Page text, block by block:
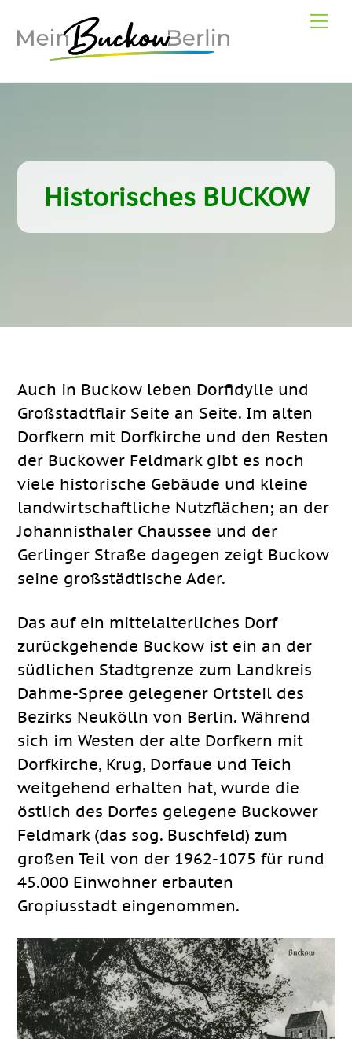
content
Historisches BUCKOW
Auch in Buckow leben Dorfidylle und
Großstadtflair Seite an Seite. Im alten
Dorfkern mit Dorfkirche und den Resten
der Buckower Feldmark gibt es noch
viele historische Gebäude und kleine
landwirtschaftliche Nutzflächen; an der
Johannisthaler Chaussee und der
Gerlinger Straße dagegen zeigt Buckow
seine großstädtische Ader.
Das auf ein mittelalterliches Dorf
zurückgehende Buckow ist ein an der
südlichen Stadtgrenze zum Landkreis
Dahme-Spree gelegener Ortsteil des
Bezirks Neukölln von Berlin. Während
sich im Westen der alte Dorfkern mit
Dorfkirche, Krug, Dorfaue und Teich
weitgehend erhalten hat, wurde die
östlich des Dorfes gelegene Buckower
Feldmark (das sog. Buschfeld) zum
großen Teil von der 1962-1075 für rund
45.000 Einwohner erbauten
Gropiusstadt eingenommen.